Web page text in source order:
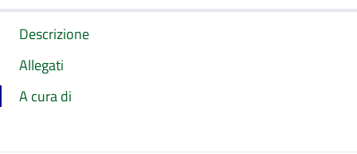
Descrizione
Allegati
A cura di